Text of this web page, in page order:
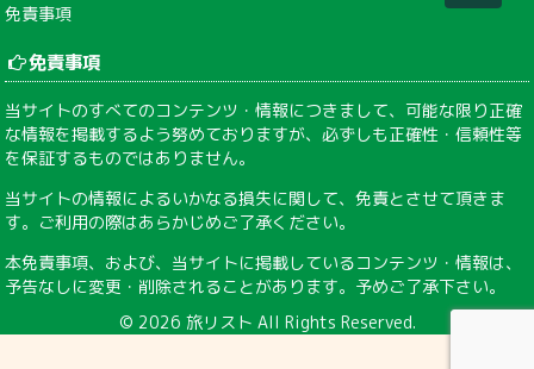
免責事項
免責事項
当サイトのすべてのコンテンツ・情報につきまして、可能な限り正確
な情報を掲載するよう努めておりますが、必ずしも正確性・信頼性等
を保証するものではありません。
当サイトの情報によるいかなる損失に関して、免責とさせて頂きま
す。ご利用の際はあらかじめご了承ください。
本免責事項、および、当サイトに掲載しているコンテンツ・情報は、
予告なしに変更・削除されることがあります。予めご了承下さい。
© 2026 旅リスト All Rights Reserved.